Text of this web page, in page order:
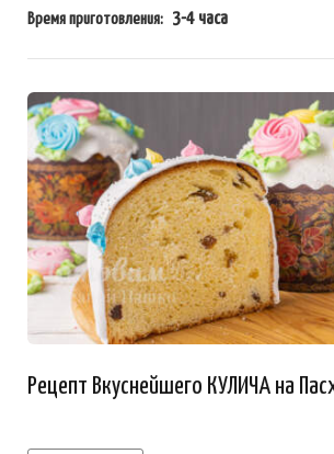
Время приготовления: 3-4 часа
Рецепт Вкуснейшего КУЛИЧА на